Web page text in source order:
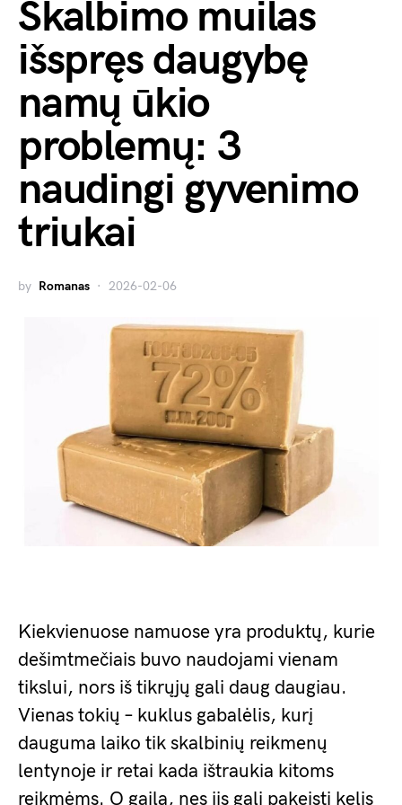
Skalbimo muilas
išspręs daugybę
namų ūkio
problemų: 3
naudingi gyvenimo
triukai
by Romanas 2026-02-06
Kiekvienuose namuose yra produktų, kurie
dešimtmečiais buvo naudojami vienam
tikslui, nors iš tikrųjų gali daug daugiau.
Vienas tokių – kuklus gabalėlis, kurį
dauguma laiko tik skalbinių reikmenų
lentynoje ir retai kada ištraukia kitoms
reikmėms. O gaila, nes jis gali pakeisti kelis